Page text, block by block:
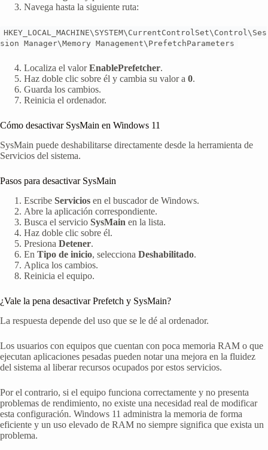
Navega hasta la siguiente ruta:
HKEY_LOCAL_MACHINE\SYSTEM\CurrentControlSet\Control\Ses
sion Manager\Memory Management\PrefetchParameters
Localiza el valorEnablePrefetcher.
Haz doble clic sobre él y cambia su valor a 0.
Guarda los cambios.
Reinicia el ordenador.
Cómo desactivar SysMain en Windows 11
SysMain puede deshabilitarse directamente desde la herramienta de
Servicios del sistema.
Pasos para desactivar SysMain
Escribe Servicios en el buscador de Windows.
Abre la aplicación correspondiente.
Busca el servicio SysMain en la lista.
Haz doble clic sobre él.
Presiona Detener.
En Tipo de inicio, selecciona Deshabilitado.
Aplica los cambios.
Reinicia el equipo.
¿Vale la pena desactivar Prefetch y SysMain?
La respuesta depende del uso que se le dé al ordenador.
Los usuarios con equipos que cuentan con poca memoria RAM o que
ejecutan aplicaciones pesadas pueden notar una mejora en la fluidez
del sistema al liberar recursos ocupados por estos servicios.
Por el contrario, si el equipo funciona correctamente y no presenta
problemas de rendimiento, no existe una necesidad real de modificar
esta configuración. Windows 11 administra la memoria de forma
eficiente y un uso elevado de RAM no siempre significa que exista un
problema.